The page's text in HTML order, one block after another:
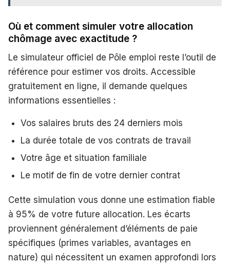
Où et comment simuler votre allocation
chômage avec exactitude ?
Le simulateur officiel de Pôle emploi reste l’outil de
référence pour estimer vos droits. Accessible
gratuitement en ligne, il demande quelques
informations essentielles :
Vos salaires bruts des 24 derniers mois
La durée totale de vos contrats de travail
Votre âge et situation familiale
Le motif de fin de votre dernier contrat
Cette simulation vous donne une estimation fiable
à 95% de votre future allocation. Les écarts
proviennent généralement d’éléments de paie
spécifiques (primes variables, avantages en
nature) qui nécessitent un examen approfondi lors